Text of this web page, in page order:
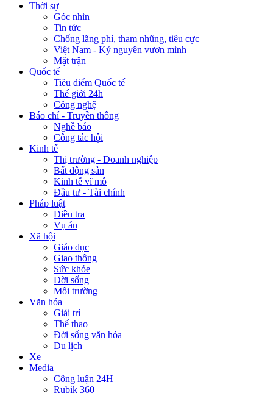
Thời sự
Góc nhìn
Tin tức
Chống lãng phí, tham nhũng, tiêu cực
Việt Nam - Kỷ nguyên vươn mình
Mặt trận
Quốc tế
Tiêu điểm Quốc tế
Thế giới 24h
Công nghệ
Báo chí - Truyền thông
Nghề báo
Công tác hội
Kinh tế
Thị trường - Doanh nghiệp
Bất động sản
Kinh tế vĩ mô
Đầu tư - Tài chính
Pháp luật
Điều tra
Vụ án
Xã hội
Giáo dục
Giao thông
Sức khỏe
Đời sống
Môi trường
Văn hóa
Giải trí
Thể thao
Đời sống văn hóa
Du lịch
Xe
Media
Công luận 24H
Rubik 360